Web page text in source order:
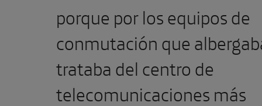
porque por los equipos de
conmutación que
trataba del centro de
telecomunicaciones más